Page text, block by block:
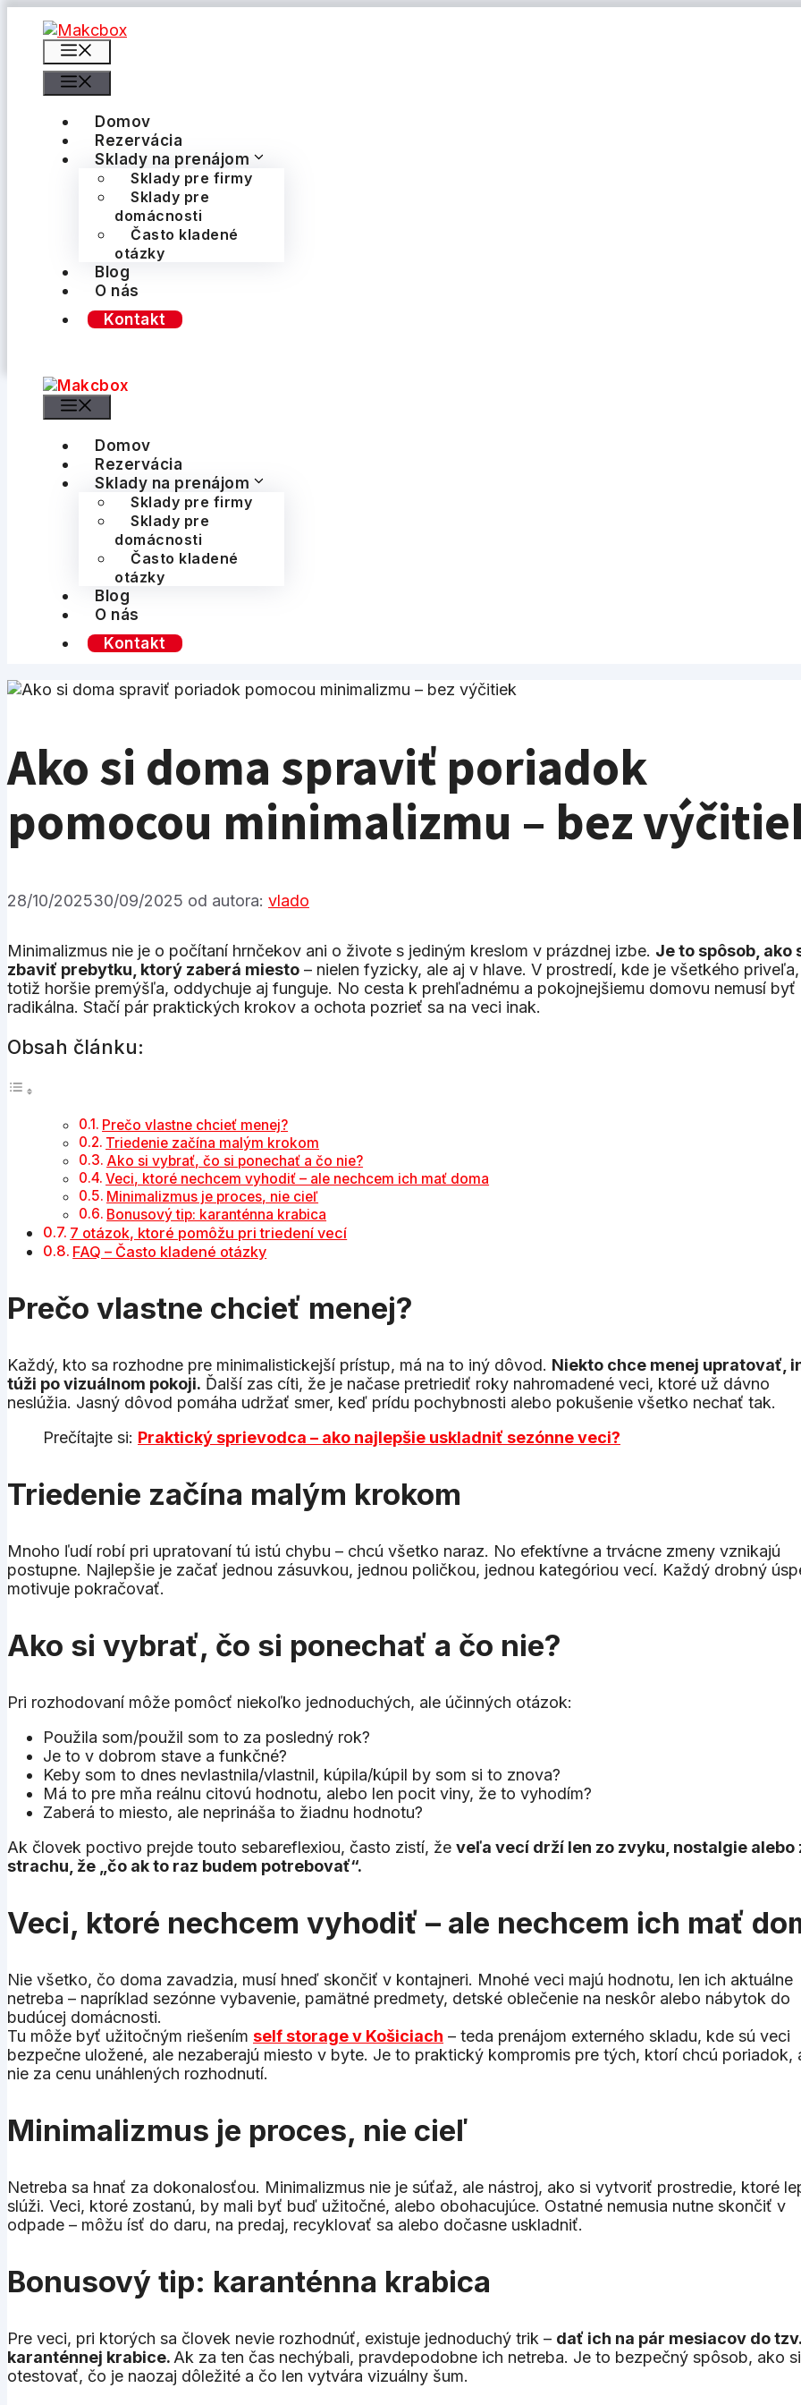
Domov
Rezervácia
Sklady na prenájom
Sklady pre firmy
Sklady pre
domácnosti
Často kladené
otázky
Blog
O nás
Kontakt
Domov
Rezervácia
Sklady na prenájom
Sklady pre firmy
Sklady pre
domácnosti
Často kladené
otázky
Blog
O nás
Kontakt
Ako si doma spraviť poriadok
pomocou minimalizmu – bez
28/10/202530/09/2025 od autora: vlado
Minimalizmus nie je o počítaní hrnčekov ani o živote s jediným kreslom v prázdnej izbe. Je to spôsob, ako
zbaviť prebytku, ktorý zaberá miesto – nielen fyzicky, ale aj v hlave. V prostredí, kde je všetkého priveľa,
totiž horšie premýšľa, oddychuje aj funguje. No cesta k prehľadnému a pokojnejšiemu domovu nemusí byť
radikálna. Stačí pár praktických krokov a ochota pozrieť sa na veci inak.
Obsah článku:
Prečo vlastne chcieť menej?
Triedenie začína malým krokom
Ako si vybrať, čo si ponechať a čo nie?
Veci, ktoré nechcem vyhodiť – ale nechcem ich mať doma
Minimalizmus je proces, nie cieľ
Bonusový tip: karanténna krabica
7 otázok, ktoré pomôžu pri triedení vecí
FAQ – Často kladené otázky
Prečo vlastne chcieť menej?
Každý, kto sa rozhodne pre minimalistickejší prístup, má na to iný dôvod. Niekto chce menej upratovať,
túži po vizuálnom pokoji. Ďalší zas cíti, že je načase pretriediť roky nahromadené veci, ktoré už dávno
neslúžia. Jasný dôvod pomáha udržať smer, keď prídu pochybnosti alebo pokušenie všetko nechať tak.
Prečítajte si: Praktický sprievodca – ako najlepšie uskladniť sezónne veci?
Triedenie začína malým krokom
Mnoho ľudí robí pri upratovaní tú istú chybu – chcú všetko naraz. No efektívne a trvácne zmeny vznikajú
postupne. Najlepšie je začať jednou zásuvkou, jednou poličkou, jednou kategóriou vecí. Každý drobný
motivuje pokračovať.
Ako si vybrať, čo si ponechať a čo nie?
Pri rozhodovaní môže pomôcť niekoľko jednoduchých, ale účinných otázok:
Použila som/použil som to za posledný rok?
Je to v dobrom stave a funkčné?
Keby som to dnes nevlastnila/vlastnil, kúpila/kúpil by som si to znova?
Má to pre mňa reálnu citovú hodnotu, alebo len pocit viny, že to vyhodím?
Zaberá to miesto, ale neprináša to žiadnu hodnotu?
Ak človek poctivo prejde touto sebareflexiou, často zistí, že veľa vecí drží len zo zvyku, nostalgie alebo
strachu, že „čo ak to raz budem potrebovať“.
Veci, ktoré nechcem vyhodiť – ale nechcem ich mať
Nie všetko, čo doma zavadzia, musí hneď skončiť v kontajneri. Mnohé veci majú hodnotu, len ich aktuálne
netreba – napríklad sezónne vybavenie, pamätné predmety, detské oblečenie na neskôr alebo nábytok do
budúcej domácnosti.
Tu môže byť užitočným riešením self storage v Košiciach – teda prenájom externého skladu, kde sú veci
bezpečne uložené, ale nezaberajú miesto v byte. Je to praktický kompromis pre tých, ktorí chcú poriadok,
nie za cenu unáhlených rozhodnutí.
Minimalizmus je proces, nie cieľ
Netreba sa hnať za dokonalosťou. Minimalizmus nie je súťaž, ale nástroj, ako si vytvoriť prostredie, ktoré
slúži. Veci, ktoré zostanú, by mali byť buď užitočné, alebo obohacujúce. Ostatné nemusia nutne skončiť v
odpade – môžu ísť do daru, na predaj, recyklovať sa alebo dočasne uskladniť.
Bonusový tip: karanténna krabica
Pre veci, pri ktorých sa človek nevie rozhodnúť, existuje jednoduchý trik – dať ich na pár mesiacov do tzv.
karanténnej krabice. Ak za ten čas nechýbali, pravdepodobne ich netreba. Je to bezpečný spôsob, ako si
otestovať, čo je naozaj dôležité a čo len vytvára vizuálny šum.